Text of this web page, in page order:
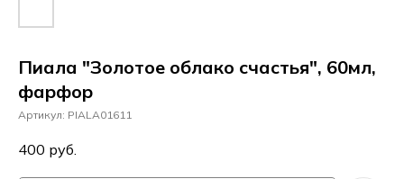
Пиала "Золотое облако счастья", 60мл,
фарфор
Артикул: PIALA01611
400 руб.